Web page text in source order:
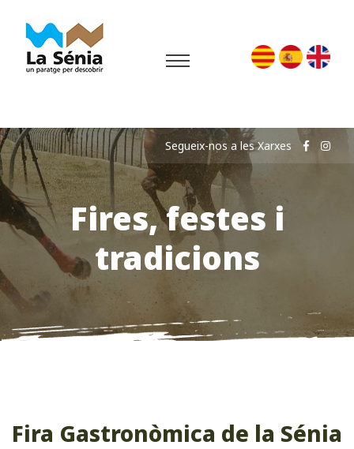
Fires, festes i
tradicions
Segueix-nos a les Xarxes
Fira Gastronòmica de la Sénia